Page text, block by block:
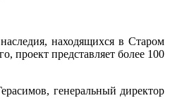
находящихся в Старом
проект представляет более 100
генеральный директор